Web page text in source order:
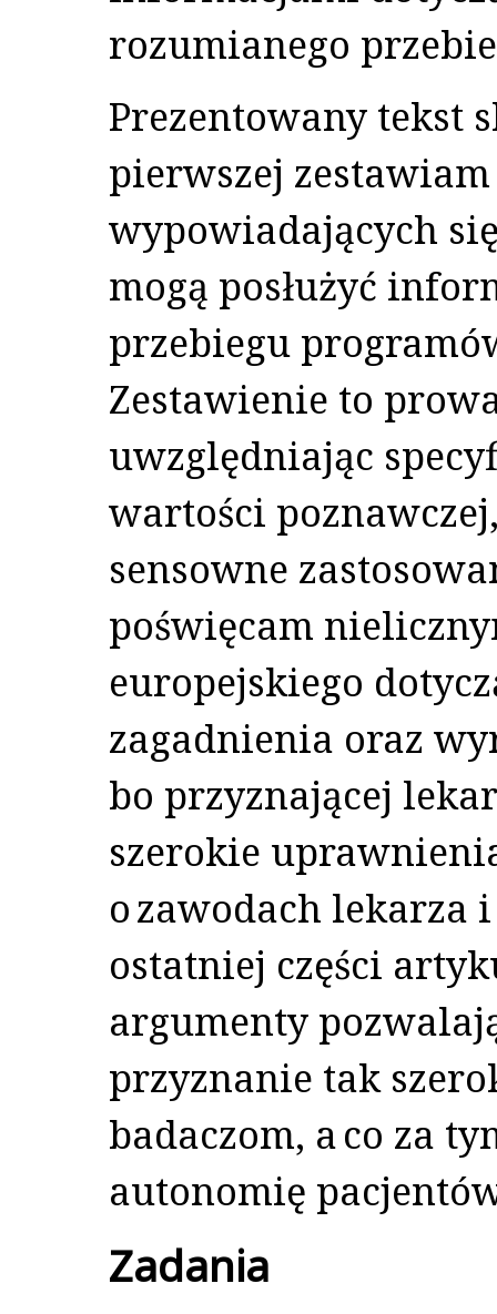
rozumianego
Prezentowany tekst
pierwszej
wypowiadających
mogą posłużyć
przebiegu
Zestawienie to
uwzględniając
wartości
sensowne
poświęcam
europejskiego
zagadnienia oraz
bo przyznającej
szerokie
o zawodach lekarza
ostatniej części
argumenty
przyznanie tak
badaczom, a co za
autonomię
Zadania